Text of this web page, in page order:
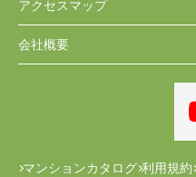
アクセスマップ
会社概要
マンションカタログ 利用規約